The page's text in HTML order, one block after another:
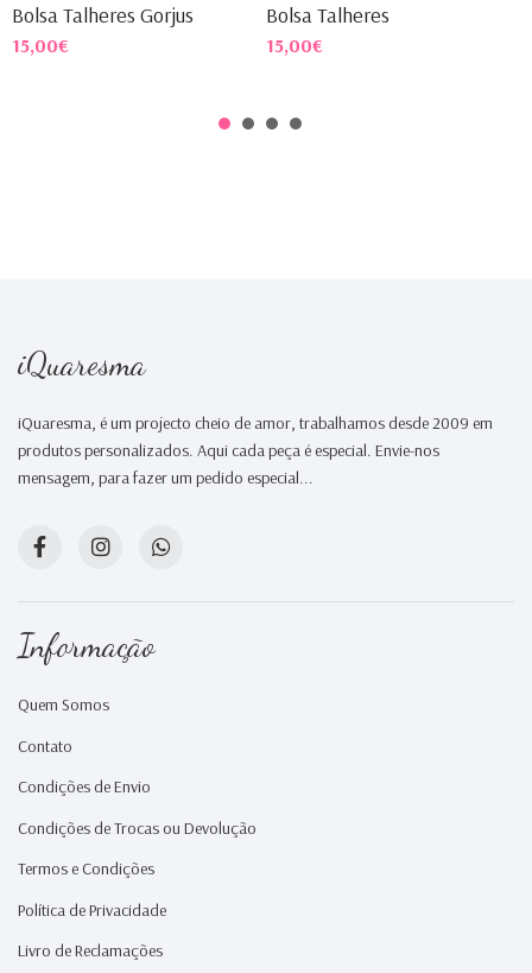
Bolsa Talheres Gorjus
15,00€
Bolsa Talheres
15,00€
iQuaresma
iQuaresma, é um projecto cheio de amor, trabalhamos desde 2009 em
produtos personalizados. Aqui cada peça é especial. Envie-nos
mensagem, para fazer um pedido especial...
Informação
Quem Somos
Contato
Condições de Envio
Condições de Trocas ou Devolução
Termos e Condições
Política de Privacidade
Livro de Reclamações